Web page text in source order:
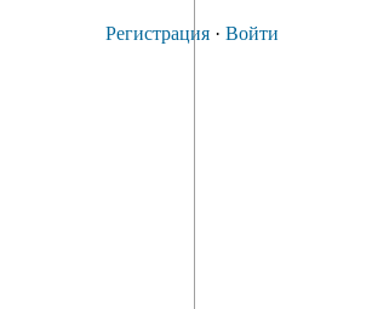
Регистрация · Войти